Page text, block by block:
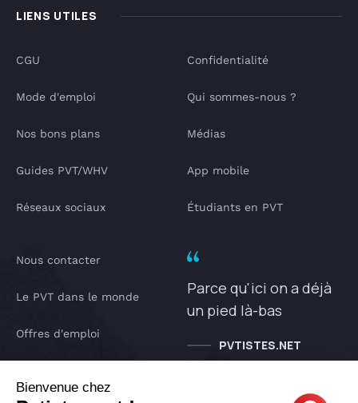
LIENS UTILES
CGU
Mode d'emploi
Nos bons plans
Guides PVT/WHV
Réseaux sociaux
Confidentialité
Qui sommes-nous ?
Médias
App mobile
Étudiants en PVT
Nous contacter
Le PVT dans le monde
Offres d'emploi
Parce qu'ici on a déjà
un pied là-bas
PVTISTES.NET
Bienvenue chez